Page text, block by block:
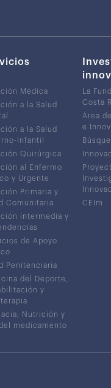
Médica
a la Salud
a la Salud
Infantil
Quirúrgica
al Enfermo
y Urgente
Primaria y
Comunitaria
intermedia y
de Apoyo
Penitenciaria
del Deporte,
y
Nutrición y
medicamento
La
Costa
Área
e
CEIm